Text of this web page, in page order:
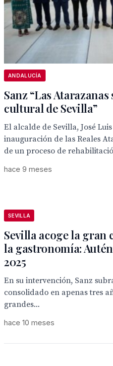
ANDALUCÍA
Sanz “Las
cultural de Sevilla”
El alcalde de Sevilla, José
inauguración de las Reales
de un proceso de
hace 9 meses
SEVILLA
Sevilla acoge la
la gastronomía:
2025
En su intervención, Sanz
consolidado en apenas tres
grandes...
hace 10 meses